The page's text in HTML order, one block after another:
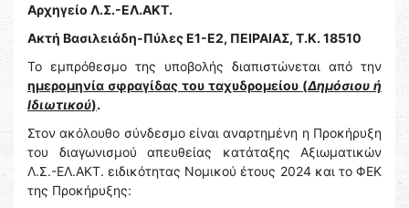
Αρχηγείο Λ.Σ.-ΕΛ.ΑΚΤ.
Ακτή Βασιλειάδη-Πύλες Ε1-Ε2, ΠΕΙΡΑΙΑΣ, Τ.Κ. 18510
Το εμπρόθεσμο της υποβολής διαπιστώνεται από την
ημερομηνία σφραγίδας του ταχυδρομείου (Δημόσιου ή
Ιδιωτικού).
Στον ακόλουθο σύνδεσμο είναι αναρτημένη η Προκήρυξη
του διαγωνισμού απευθείας κατάταξης Αξιωματικών
Λ.Σ.-ΕΛ.ΑΚΤ. ειδικότητας Νομικού έτους 2024 και το ΦΕΚ
της Προκήρυξης: